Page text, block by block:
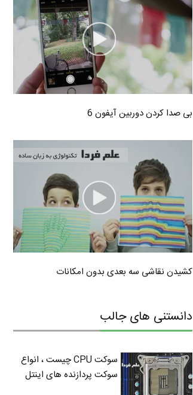
بی صدا کردن دوربین آیفون 6
کشیدن نقاشی سه بعدی بدون امکانات
دانستنی های جالب
سوکت CPU چیست ، انواع
سوکت پردازنده های اینتل